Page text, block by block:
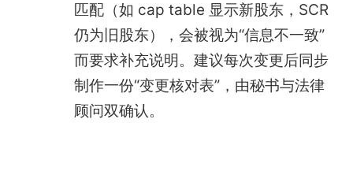
匹配（如 cap table 显示新股东，SCR
仍为旧股东），会被视为“信息不一致”
而要求补充说明。建议每次变更后同步
制作一份“变更核对表”，由秘书与法律
顾问双确认。